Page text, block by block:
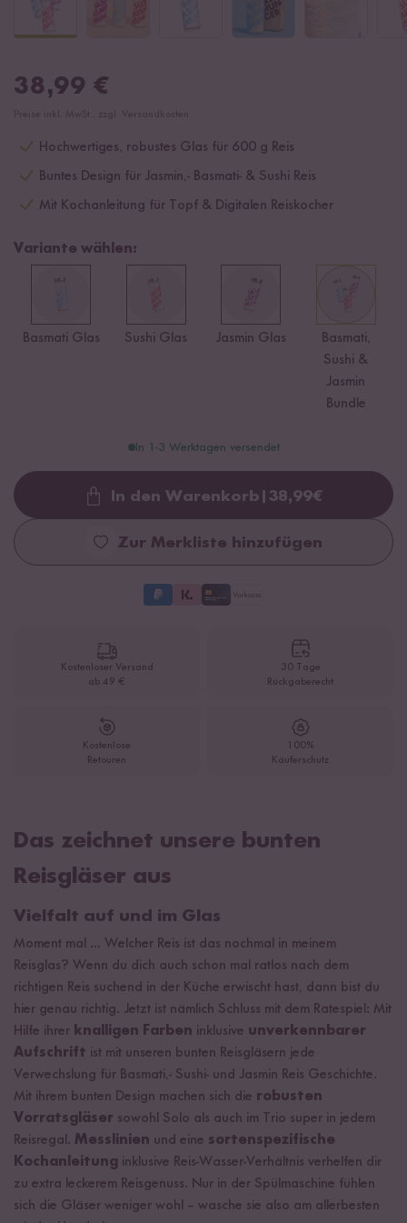
38,99 €
Hochwertiges, robustes Glas für 600 g Reis
Buntes Design für Jasmin,- Basmati- & Sushi Reis
Mit Kochanleitung für Topf & Digitalen Reiskocher
Variante wählen:
Basmati Glas Sushi Glas Jasmin Glas
Basmati,
Sushi &
Jasmin
Bundle
In 1-3 Werktagen versendet
Loading...
In den Warenkorb 38,99€
Zur Merkliste hinzufügen
Kostenloser Versand
ab 49 €
30 Tage
Rückgaberecht
Kostenlose
Retouren
100%
Käuferschutz
Das zeichnet unsere bunten
Reisgläser aus
Vielfalt auf und im Glas
Moment mal … Welcher Reis ist das nochmal in meinem
Reisglas? Wenn du dich auch schon mal ratlos nach dem
richtigen Reis suchend in der Küche erwischt hast, dann bist du
hier genau richtig. Jetzt ist nämlich Schluss mit dem Ratespiel: Mit
Hilfe ihrer knalligen Farben inklusive unverkennbarer
Aufschrift ist mit unseren bunten Reisgläsern jede
Verwechslung für Basmati,- Sushi- und Jasmin Reis Geschichte.
Mit ihrem bunten Design machen sich die robusten
Vorratsgläser sowohl Solo als auch im Trio super in jedem
Reisregal. Messlinien und eine sortenspezifische
Kochanleitung inklusive Reis-Wasser-Verhältnis verhelfen dir
zu extra leckerem Reisgenuss. Nur in der Spülmaschine fühlen
sich die Gläser weniger wohl – wasche sie also am allerbesten